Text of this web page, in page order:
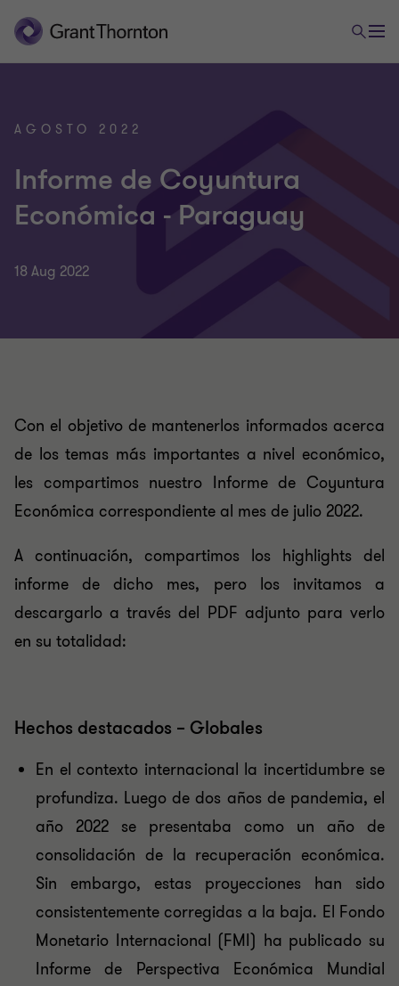
AGOSTO 2022
Informe de Coyuntura
Económica - Paraguay
18 Aug 2022
Con el objetivo de mantenerlos informados acerca
de los temas más importantes a nivel económico,
les compartimos nuestro Informe de Coyuntura
Económica correspondiente al mes de julio 2022.
A continuación, compartimos los highlights del
informe de dicho mes, pero los invitamos a
descargarlo a través del PDF adjunto para verlo
en su totalidad:
Hechos destacados – Globales
En el contexto internacional la incertidumbre se
profundiza. Luego de dos años de pandemia, el
año 2022 se presentaba como un año de
consolidación de la recuperación económica.
Sin embargo, estas proyecciones han sido
consistentemente corregidas a la baja. El Fondo
Monetario Internacional (FMI) ha publicado su
Informe de Perspectiva Económica Mundial